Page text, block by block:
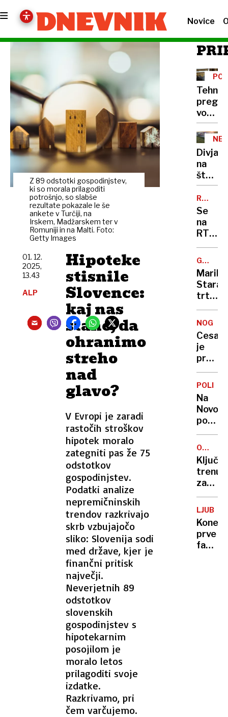
Novice
Z 89 odstotki gospodinjstev,
ki so morala prilagoditi
potrošnjo, so slabše
rezultate pokazale le še
ankete v Turčiji, na
Irskem, Madžarskem ter v
Romuniji in na Malti. Foto:
Getty Images
Hipoteke
stisnile
Slovence:
kaj nas
stane, da
ohranimo
streho
nad
glavo?
V Evropi je zaradi
rastočih stroškov
hipotek moralo
zategniti pas že 75
odstotkov
gospodinjstev.
Podatki analize
nepremičninskih
trendov razkrivajo
skrb vzbujajočo
sliko: Slovenija sodi
med države, kjer je
finančni pritisk
največji.
Neverjetnih 89
odstotkov
slovenskih
gospodinjstev s
hipotekarnim
posojilom je
moralo letos
prilagoditi svoje
izdatke.
Razkrivamo, pri
čem varčujemo.
01. 12.
2025,
13.43
ALP
vozil
priznal,
da je
Divjaki
na
mimo
s
kar
RTV
Se
na
RTV
res
Tarče?
KNJIGA
Stara
trta
ni
več
Cesar
je
prvi
favorit
za
Keka
Na
dve
Ključni
za
mir
v
Konec
prve
faze